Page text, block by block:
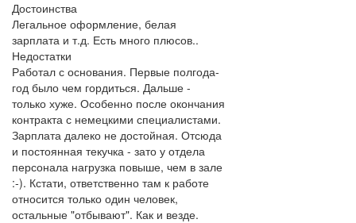
Достоинства
Легальное оформление, белая
зарплата и т.д. Есть много плюсов..
Недостатки
Работал с основания. Первые полгода-
год было чем гордиться. Дальше -
только хуже. Особенно после окончания
контракта с немецкими специалистами.
Зарплата далеко не достойная. Отсюда
и постоянная текучка - зато у отдела
персонала нагрузка повыше, чем в зале
:-). Кстати, ответственно там к работе
относится только один человек,
остальные "отбывают". Как и везде.